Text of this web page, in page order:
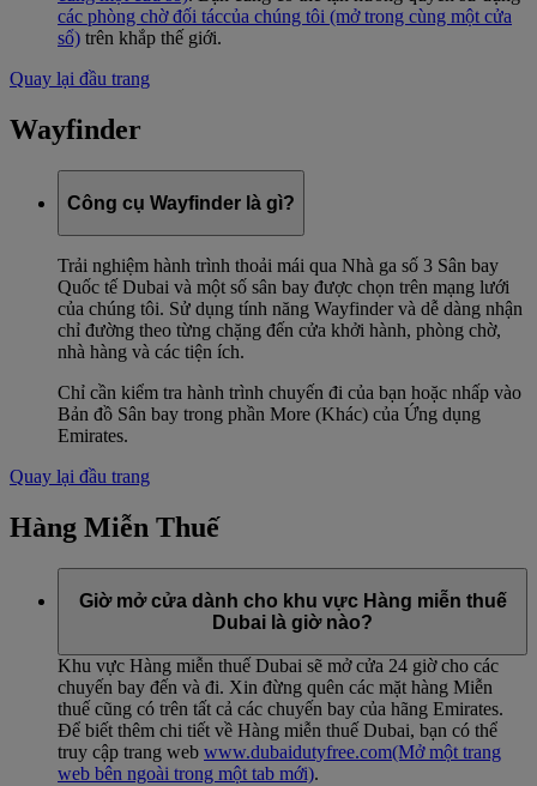
các phòng chờ đối táccủa chúng tôi (mở trong cùng một cửa
sổ) trên khắp thế giới.
Quay lại đầu trang
Wayfinder
Công cụ Wayfinder là gì?
Trải nghiệm hành trình thoải mái qua Nhà ga số 3 Sân bay
Quốc tế Dubai và một số sân bay được chọn trên mạng lưới
của chúng tôi. Sử dụng tính năng Wayfinder và dễ dàng nhận
chỉ đường theo từng chặng đến cửa khởi hành, phòng chờ,
nhà hàng và các tiện ích.
Chỉ cần kiểm tra hành trình chuyến đi của bạn hoặc nhấp vào
Bản đồ Sân bay trong phần More (Khác) của Ứng dụng
Emirates.
Quay lại đầu trang
Hàng Miễn Thuế
Giờ mở cửa dành cho khu vực Hàng miễn thuế
Dubai là giờ nào?
Khu vực Hàng miễn thuế Dubai sẽ mở cửa 24 giờ cho các
chuyến bay đến và đi. Xin đừng quên các mặt hàng Miễn
thuế cũng có trên tất cả các chuyến bay của hãng Emirates.
Để biết thêm chi tiết về Hàng miễn thuế Dubai, bạn có thể
truy cập trang web www.dubaidutyfree.com(Mở một trang
web bên ngoài trong một tab mới).